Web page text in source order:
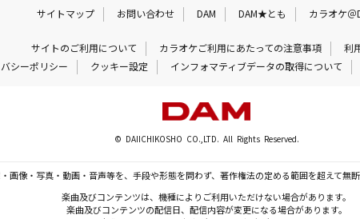
サイトマップ お問い合わせ DAM DAM★とも カラオケ＠
サイトのご利用について カラオケご利用にあたっての注意事項
利
シーポリシー クッキー設定 インフォマティブデータの取得について
© DAIICHIKOSHO CO.,LTD. All Rights Reserved.
画像・写真・動画・音声等を、手段や形態を問わず、著作権法の定める範囲を超えて無
楽曲及びコンテンツは、機種によりご利用いただけない場合があります。
楽曲及びコンテンツの配信日、配信内容が変更になる場合があります。